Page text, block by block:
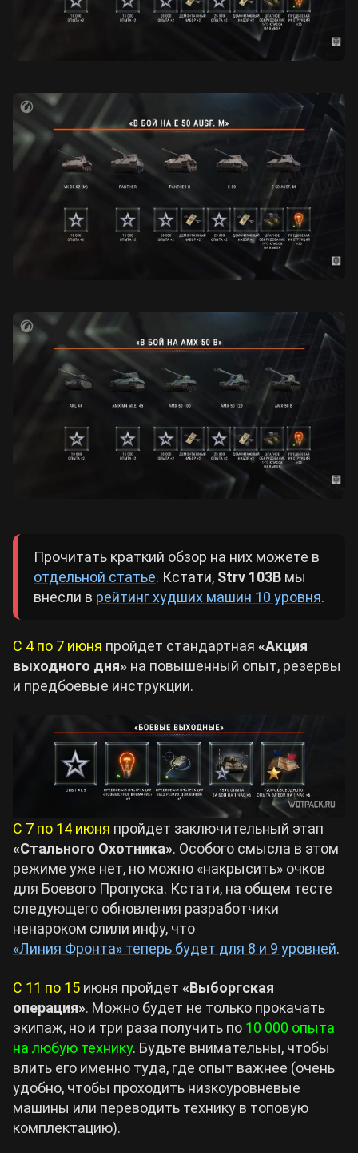
Прочитать краткий обзор на них можете в
отдельной статье. Кстати, Strv 103B мы
внесли в рейтинг худших машин 10 уровня.
С 4 по 7 июня пройдет стандартная «Акция
выходного дня» на повышенный опыт, резервы
и предбоевые инструкции.
С 7 по 14 июня пройдет заключительный этап
«Стального Охотника». Особого смысла в этом
режиме уже нет, но можно «накрысить» очков
для Боевого Пропуска. Кстати, на общем тесте
следующего обновления разработчики
ненароком слили инфу, что
«Линия Фронта» теперь будет для 8 и 9 уровней.
С 11 по 15 июня пройдет «Выборгская
операция». Можно будет не только прокачать
экипаж, но и три раза получить по 10 000 опыта
на любую технику. Будьте внимательны, чтобы
влить его именно туда, где опыт важнее (очень
удобно, чтобы проходить низкоуровневые
машины или переводить технику в топовую
комплектацию).